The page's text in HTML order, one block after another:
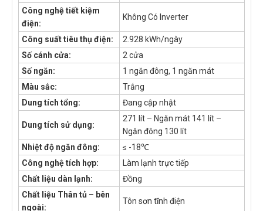
Công nghệ tiết kiệm
điện:
Không Có Inverter
Công suất tiêu thụ điện:
2.928 kWh/ngày
Số cánh cửa:
2 cửa
Số ngăn:
1 ngăn đông, 1 ngăn mát
Màu sắc:
Trắng
Dung tích tổng:
Đang cập nhật
Dung tích sử dụng:
271 lít – Ngăn mát 141 lít –
Ngăn đông 130 lít
Nhiệt độ ngăn đông:
≤ -18℃
Công nghệ tích hợp:
Làm lạnh trực tiếp
Chất liệu dàn lạnh:
Đồng
Chất liệu Thân tủ – bên
ngoài:
Tôn sơn tĩnh điện